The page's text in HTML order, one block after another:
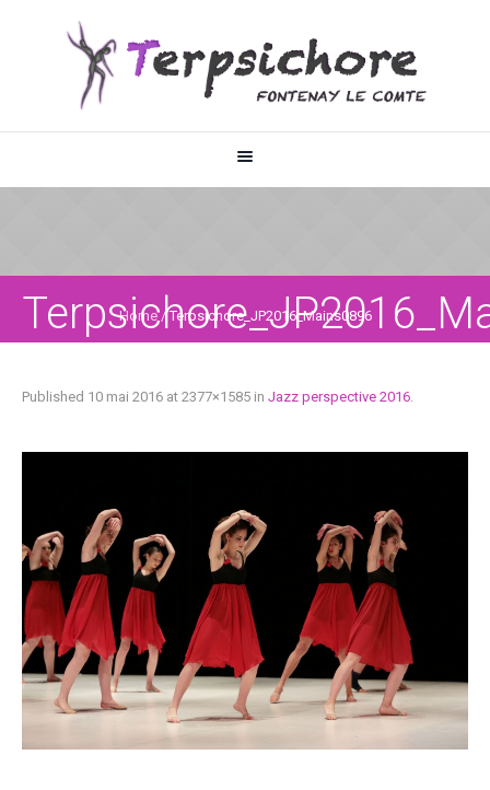
Home /Terpsichore_JP2016_Mains0896
Published 10 mai 2016 at 2377×1585 in Jazz perspective 2016.